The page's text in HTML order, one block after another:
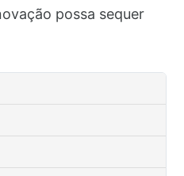
possa sequer